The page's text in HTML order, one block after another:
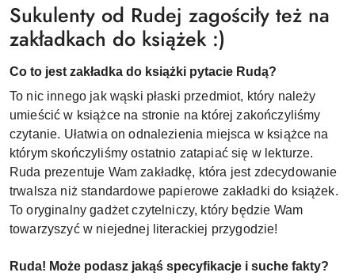
Sukulenty od Rudej zagościły też na
zakładkach do książek :)
Co to jest zakładka do książki pytacie Rudą?
To nic innego jak wąski płaski przedmiot, który należy
umieścić w książce na stronie na której zakończyliśmy
czytanie. Ułatwia on odnalezienia miejsca w książce na
którym skończyliśmy ostatnio zatapiać się w lekturze.
Ruda prezentuje Wam zakładkę, która jest zdecydowanie
trwalsza niż standardowe papierowe zakładki do książek.
To oryginalny gadżet czytelniczy, który będzie Wam
towarzyszyć w niejednej literackiej przygodzie!
Ruda! Może podasz jakąś specyfikacje i suche fakty?